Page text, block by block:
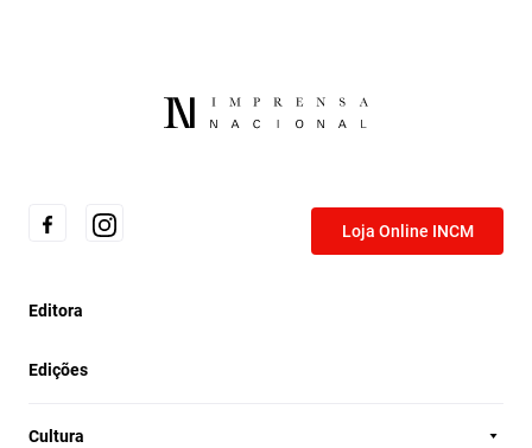
Loja Online INCM
Editora
Edições
Cultura